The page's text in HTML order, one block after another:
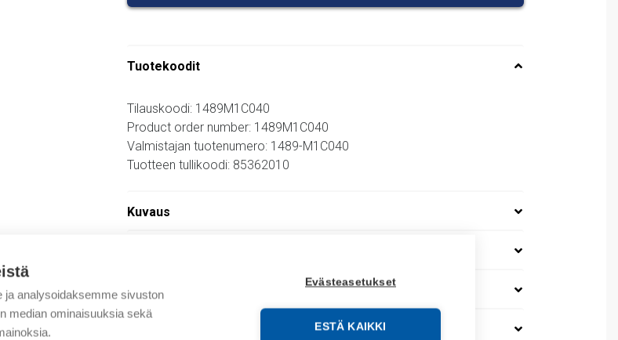
analysoidaksemme sivuston
median ominaisuuksia sekä
Evästeasetukset
ESTÄ KAIKKI
Tuotekoodit
Tilauskoodi: 1489M1C040
Product order number: 1489M1C040
Valmistajan tuotenumero: 1489-M1C040
Tuotteen tullikoodi: 85362010
Kuvaus
Tekniset tiedot